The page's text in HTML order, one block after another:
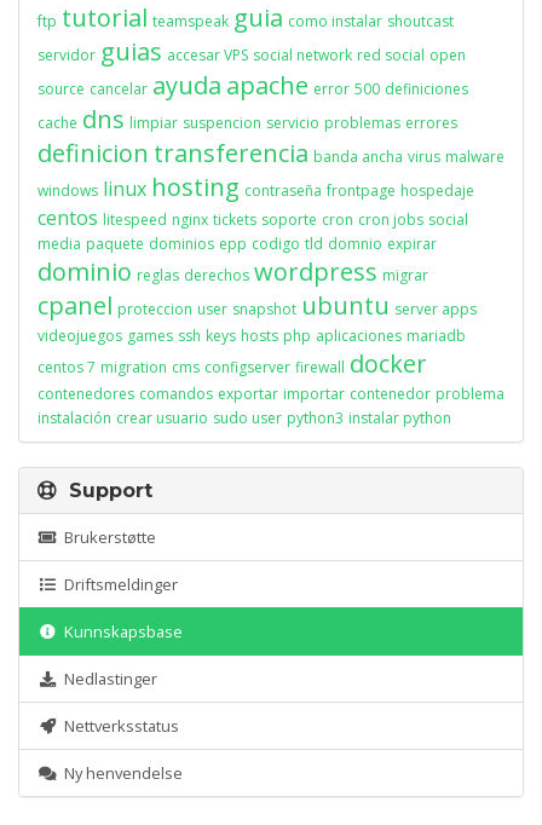
ftp tutorial teamspeak guia como instalar shoutcast
servidor guias accesar VPS social network red social open
source cancelar ayuda apache error 500 definiciones
cache dns limpiar suspencion servicio problemas errores
definicion transferencia banda ancha virus malware
windows linux hosting contraseña frontpage hospedaje
centos litespeed nginx tickets soporte cron cron jobs social
media paquete dominios epp codigo tld domnio expirar
dominio reglas derechos wordpress migrar
cpanel proteccion user snapshot ubuntu server apps
videojuegos games ssh keys hosts php aplicaciones mariadb
centos 7 migration cms configserver firewall docker
contenedores comandos exportar importar contenedor problema
instalación crear usuario sudo user python3 instalar python
Support
Brukerstøtte
Driftsmeldinger
Kunnskapsbase
Nedlastinger
Nettverksstatus
Ny henvendelse